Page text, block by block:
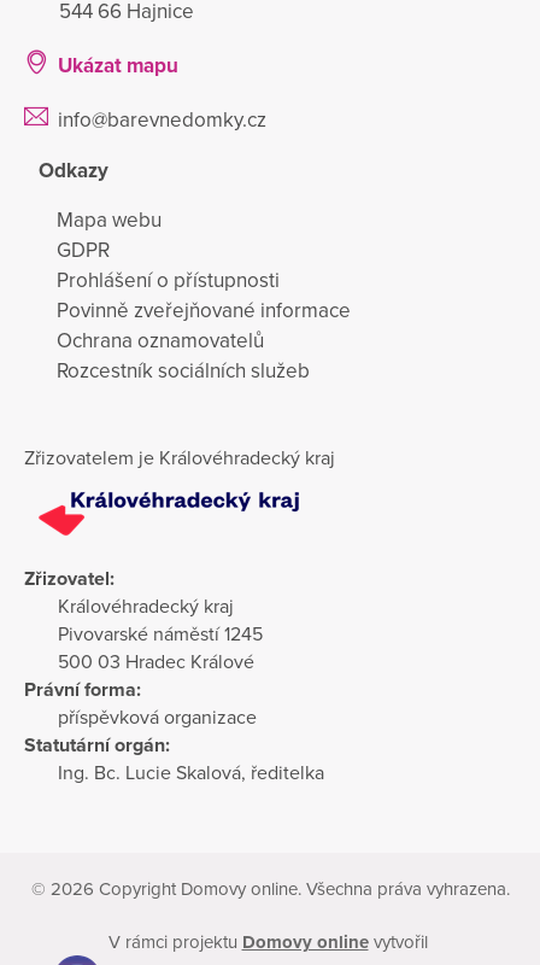
544 66 Hajnice
Ukázat mapu
info@barevnedomky.cz
Odkazy
Mapa webu
GDPR
Prohlášení o přístupnosti
Povinně zveřejňované informace
Ochrana oznamovatelů
Rozcestník sociálních služeb
Zřizovatelem je Královéhradecký kraj
Zřizovatel:
Královéhradecký kraj
Pivovarské náměstí 1245
500 03 Hradec Králové
Právní forma:
příspěvková organizace
Statutární orgán:
Ing. Bc. Lucie Skalová, ředitelka
© 2026 Copyright Domovy online. Všechna práva vyhrazena.
V rámci projektu Domovy onlinevytvořil